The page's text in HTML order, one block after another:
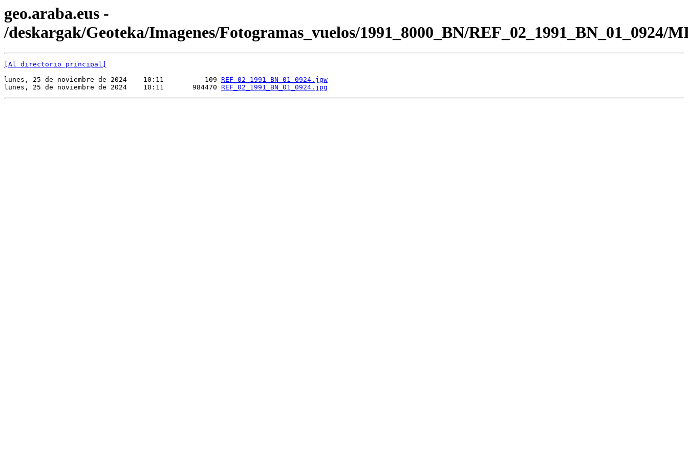
geo.araba.eus -
/deskargak/Geoteka/Imagenes/Fotogramas_vuelos/1991_8000_BN/REF_02_1991_BN_01_0924/
[Al directorio principal]
lunes, 25 de noviembre de 2024    10:11          109 REF_02_1991_BN_01_0924.jgw
lunes, 25 de noviembre de 2024    10:11       984470 REF_02_1991_BN_01_0924.jpg